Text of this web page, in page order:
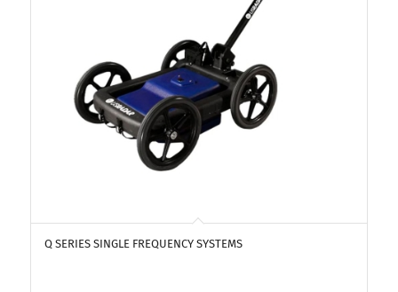
Q SERIES SINGLE FREQUENCY SYSTEMS